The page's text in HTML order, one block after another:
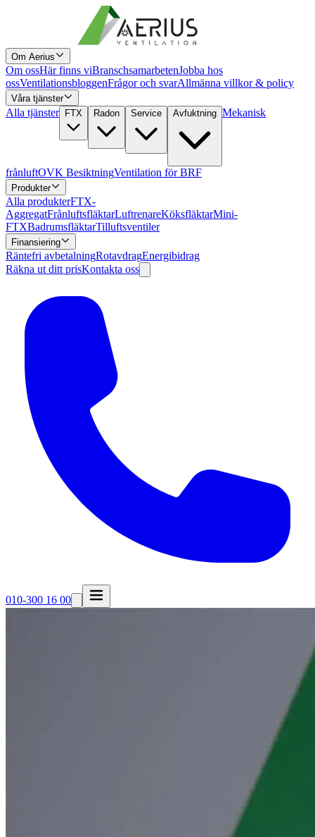
Om Aerius
Om ossHär finns viBranschsamarbetenJobba hos
ossVentilationsbloggenFrågor och svarAllmänna villkor & policy
Våra tjänster
Alla tjänster FTX Radon Service Avfuktning Mekanisk
frånluftOVK BesiktningVentilation för BRF
Produkter
Alla produkterFTX-
AggregatFrånluftsfläktarLuftrenareKöksfläktarMini-
FTXBadrumsfläktarTilluftsventiler
Finansiering
Räntefri avbetalningRotavdragEnergibidrag
Räkna ut ditt prisKontakta oss
010-300 16 00